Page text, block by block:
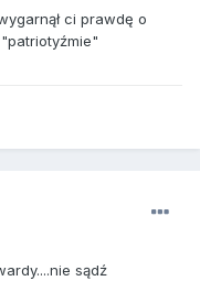
ci prawdę o
sądź